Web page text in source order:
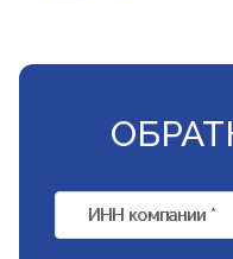
ИНН компании *